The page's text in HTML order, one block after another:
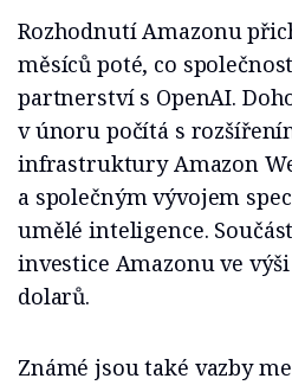
Rozhodnutí Amazonu
měsíců poté, co
partnerství s OpenAI.
v únoru počítá s
infrastruktury Amazon
a společným vývojem
umělé inteligence.
investice Amazonu ve
dolarů.
Známé jsou také vazby